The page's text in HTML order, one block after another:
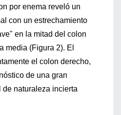
por enema reveló un
con un estrechamiento
en la mitad del colon
media (Figura 2). El
el colon derecho,
de una gran
naturaleza incierta